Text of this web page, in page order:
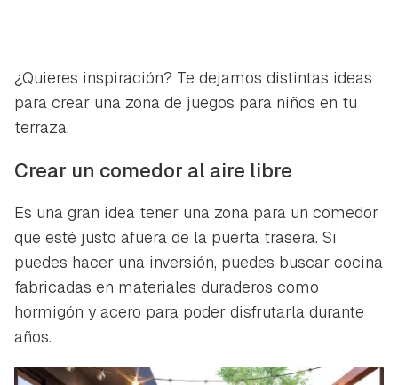
¿Quieres inspiración? Te dejamos distintas ideas
para crear una zona de juegos para niños en tu
terraza.
Crear un comedor al aire libre
Es una gran idea tener una zona para un comedor
que esté justo afuera de la puerta trasera. Si
puedes hacer una inversión, puedes buscar cocina
fabricadas en materiales duraderos como
hormigón y acero para poder disfrutarla durante
años.